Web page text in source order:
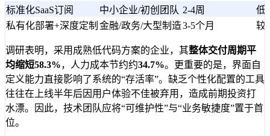
标准化SaaS订阅
中小企业/初创团队 2-4周
低
私有化部署+深度定制 金融/政务/大型制造3-5个月 较
调研表明，采用成熟低代码方案的企业，其整体交付周期平
均缩短58.3%，人力成本节约约34.7%。更重要的是，界面自
定义能力直接影响了系统的“存活率”。缺乏个性化配置的工具
往往在上线半年后因用户体验不佳被弃用，造成前期投资打
水漂。因此，技术团队应将“可维护性”与“业务敏捷度”置于首
位。